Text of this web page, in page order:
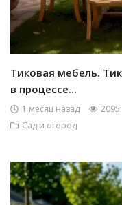
Тиковая мебель.
в процессе...
1 месяц назад
2095
Сад и огород